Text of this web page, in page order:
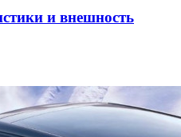
и внешность